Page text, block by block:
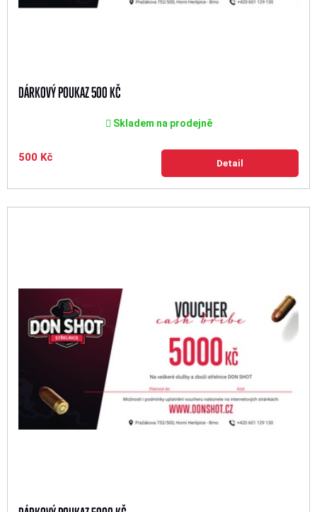
DÁRKOVÝ POUKAZ 500 KČ
Skladem na prodejně
500 Kč Detail